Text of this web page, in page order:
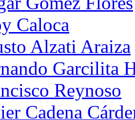
Caloca
Alzati Araiza
Garcilita
Reynoso
Cadena